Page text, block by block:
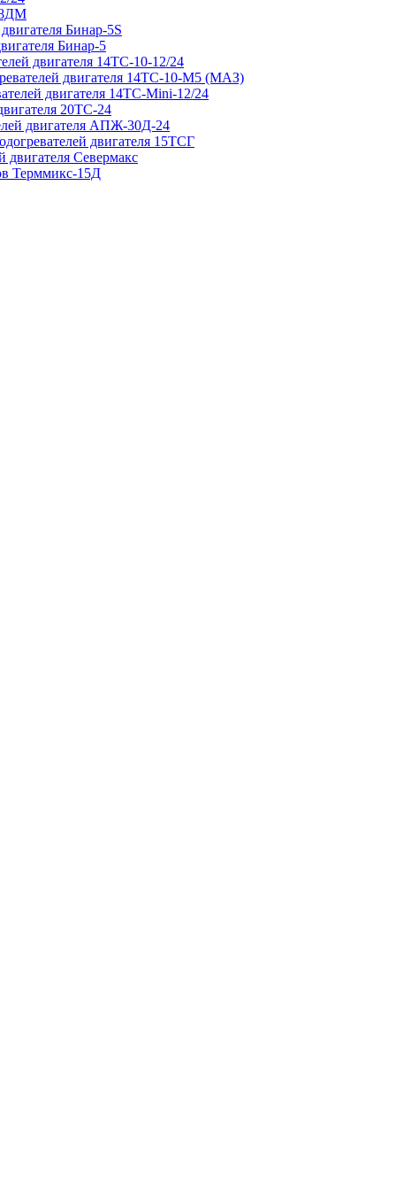
8ДМ
Бинар-5S
Бинар-5
двигателя 14ТС-10-12/24
двигателя 14ТС-10-М5 (МАЗ)
двигателя 14ТС-Mini-12/24
20ТС-24
двигателя АПЖ-30Д-24
двигателя 15ТСГ
двигателя Севермакс
Терммикс-15Д